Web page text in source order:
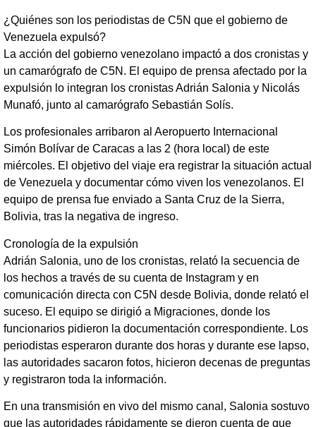
¿Quiénes son los periodistas de C5N que el gobierno de
Venezuela expulsó?
La acción del gobierno venezolano impactó a dos cronistas y
un camarógrafo de C5N. El equipo de prensa afectado por la
expulsión lo integran los cronistas Adrián Salonia y Nicolás
Munafó, junto al camarógrafo Sebastián Solís.
Los profesionales arribaron al Aeropuerto Internacional
Simón Bolívar de Caracas a las 2 (hora local) de este
miércoles. El objetivo del viaje era registrar la situación actual
de Venezuela y documentar cómo viven los venezolanos. El
equipo de prensa fue enviado a Santa Cruz de la Sierra,
Bolivia, tras la negativa de ingreso.
Cronología de la expulsión
Adrián Salonia, uno de los cronistas, relató la secuencia de
los hechos a través de su cuenta de Instagram y en
comunicación directa con C5N desde Bolivia, donde relató el
suceso. El equipo se dirigió a Migraciones, donde los
funcionarios pidieron la documentación correspondiente. Los
periodistas esperaron durante dos horas y durante ese lapso,
las autoridades sacaron fotos, hicieron decenas de preguntas
y registraron toda la información.
En una transmisión en vivo del mismo canal, Salonia sostuvo
que las autoridades rápidamente se dieron cuenta de que